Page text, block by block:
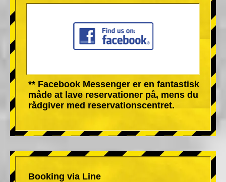
** Facebook Messenger er en fantastisk
måde at lave reservationer på, mens du
rådgiver med reservationscentret.
Booking via Line